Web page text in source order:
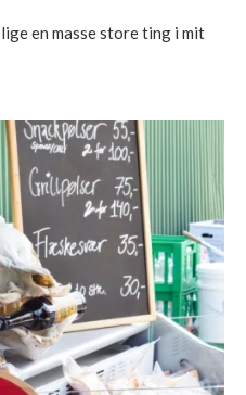
en masse store ting i mit